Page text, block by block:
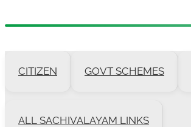
CITIZEN GOVT SCHEMES
ALL SACHIVALAYAM LINKS